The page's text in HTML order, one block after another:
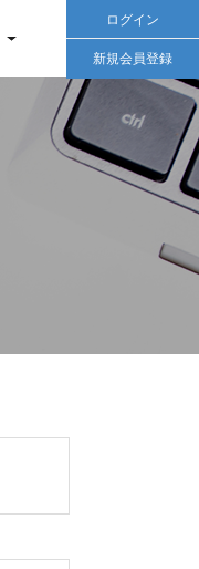
ログイン
新規会員登録